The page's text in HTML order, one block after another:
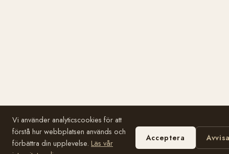
Vi använder analyticscookies för att
förstå hur webbplatsen används och
förbättra din upplevelse. Läs vår
Acceptera